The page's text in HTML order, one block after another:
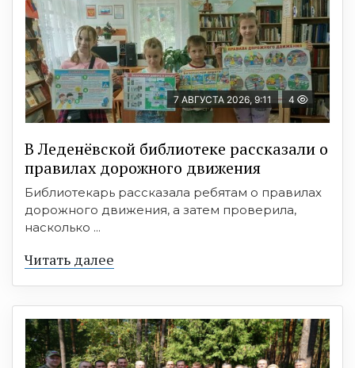
7 АВГУСТА 2026, 9:11 4
В Леденёвской библиотеке рассказали о
правилах дорожного движения
Библиотекарь рассказала ребятам о правилах
дорожного движения, а затем проверила,
насколько ...
Читать далее